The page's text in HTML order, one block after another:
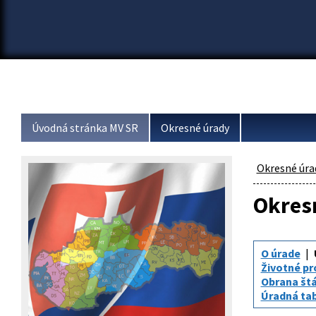
Úvodná stránka MV SR Okresné úrady
Okresné
O úrade
Životné
Obrana
Úradná